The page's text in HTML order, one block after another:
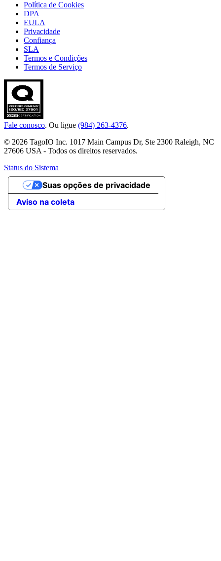
Política de Cookies
DPA
EULA
Privacidade
Confiança
SLA
Termos e Condições
Termos de Serviço
Fale conosco. Ou ligue (984) 263-4376.
© 2026 TagoIO Inc. 1017 Main Campus Dr, Ste 2300 Raleigh, NC
27606 USA - Todos os direitos reservados.
Status do Sistema
Aviso na coleta
Suas opções de privacidade